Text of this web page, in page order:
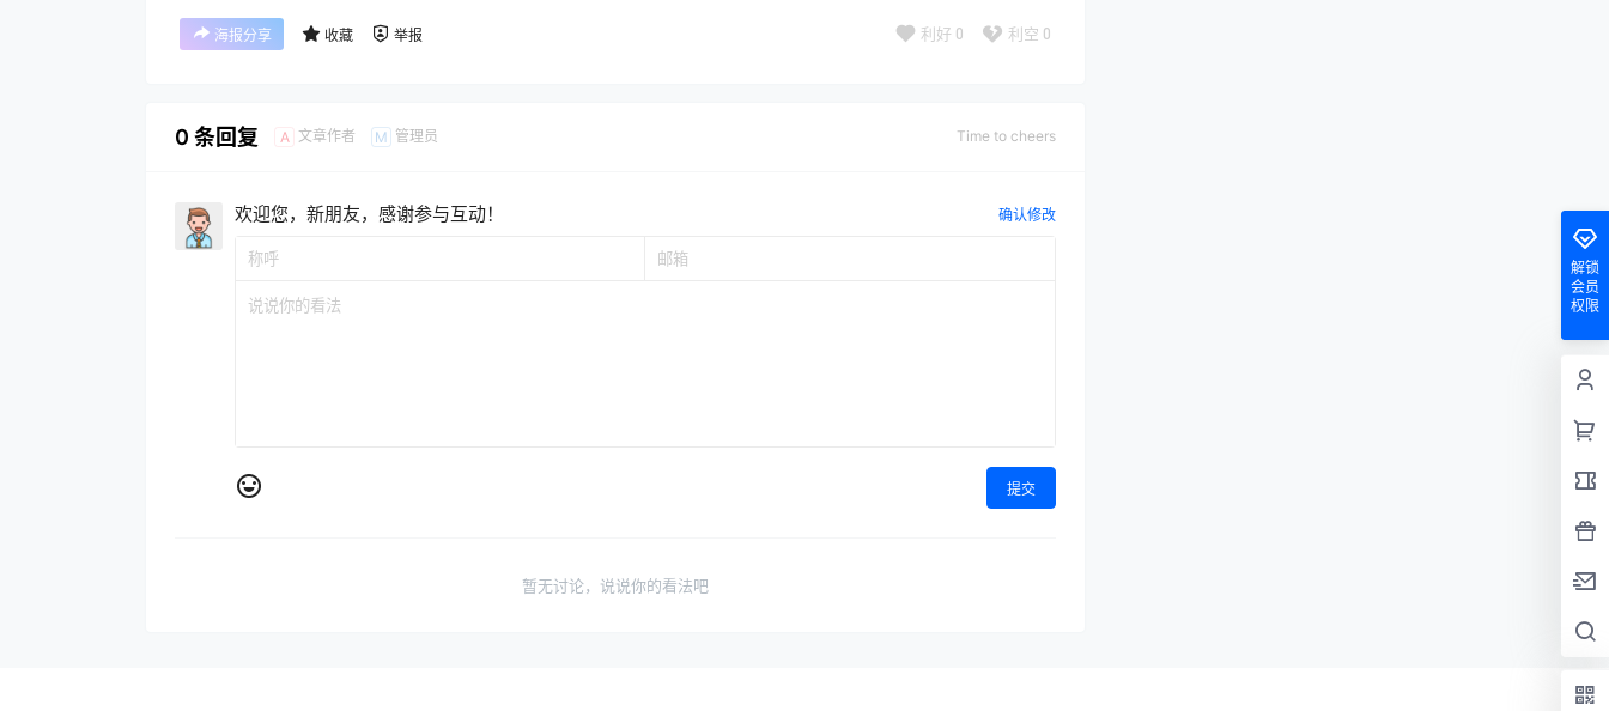
海报分享 收藏 举报 利好 0 利空 0
0 条回复 A 文章作者 M 管理员 Time to cheers
欢迎您，新朋友，感谢参与互动！ 确认修改
提交
暂无讨论，说说你的看法吧
解锁
会员
权限